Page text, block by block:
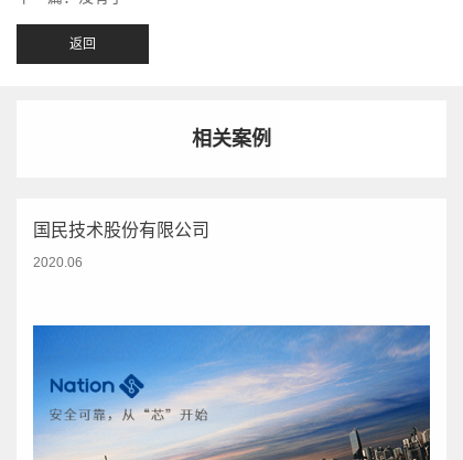
返回
相关案例
国民技术股份有限公司
2020.06